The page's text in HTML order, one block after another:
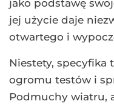
jako podstawę
jej użycie daje
otwartego i
Niestety,
ogromu testów i
Podmuchy wiatru,